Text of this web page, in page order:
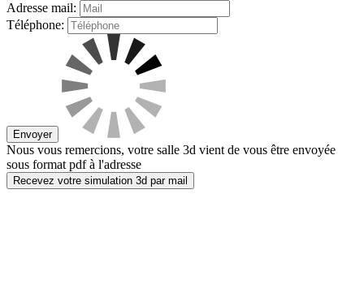
Adresse mail:
Téléphone:
Envoyer
Nous vous remercions, votre salle 3d vient de vous être envoyée
sous format pdf à l'adresse
Recevez votre simulation 3d par mail